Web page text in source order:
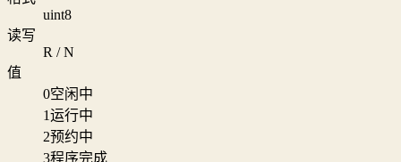
uint8
读写
R / N
值
0空闲中
1运行中
2预约中
3程序完成